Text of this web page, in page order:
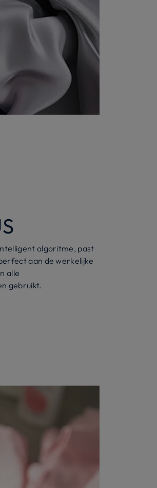
algoritme, past
aan de werkelijke
alle
gebruikt.